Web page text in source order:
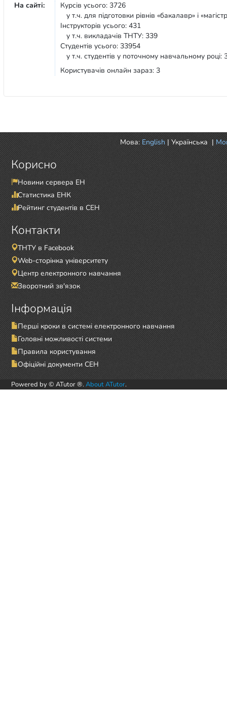
На сайті:
Курсів усього: 3726
у т.ч. для підготовки рівнів «бакалавр» і
Інструкторів усього: 431
у т.ч. викладачів ТНТУ: 339
Студентів усього: 33954
у т.ч. студентів у поточному навчальному році:
Користувачів онлайн зараз: 3
Мова: English | Українська |
Корисно
Новини сервера ЕН
Статистика ЕНК
Рейтинг студентів в СЕН
Контакти
ТНТУ в Facebook
Web-сторінка університету
Центр електронного навчання
Зворотний зв'язок
Інформація
Перші кроки в системі електронного навчання
Головні можливості системи
Правила користування
Офіційні документи СЕН
Powered by © ATutor ®. About ATutor.